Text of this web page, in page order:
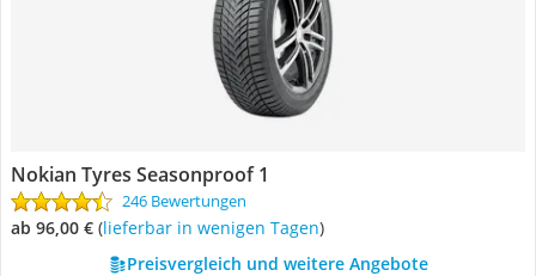
Nokian Tyres Seasonproof 1
246 Bewertungen
ab 96,00 € ( Lieferbar in wenigen Tagen)
Preisvergleich und weitere Angebote